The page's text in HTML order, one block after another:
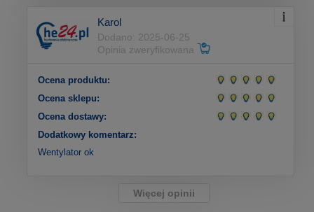
Karol
Dodano: 2025-06-25
Opinia zweryfikowana
Ocena produktu:
Ocena sklepu:
Ocena dostawy:
Dodatkowy komentarz:
Wentylator ok
Więcej opinii